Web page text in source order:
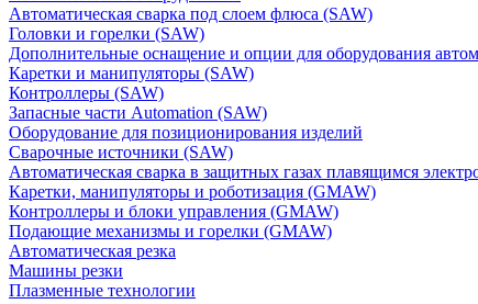
Автоматическая сварка под слоем флюса (SAW)
Головки и горелки (SAW)
Дополнительные оснащение и опции для оборудования
Каретки и манипуляторы (SAW)
Контроллеры (SAW)
Запасные части Automation (SAW)
Оборудование для позиционирования изделий
Сварочные источники (SAW)
Автоматическая сварка в защитных газах плавящимся
Каретки, манипуляторы и роботизация (GMAW)
Контроллеры и блоки управления (GMAW)
Подающие механизмы и горелки (GMAW)
Автоматическая резка
Машины резки
Плазменные технологии